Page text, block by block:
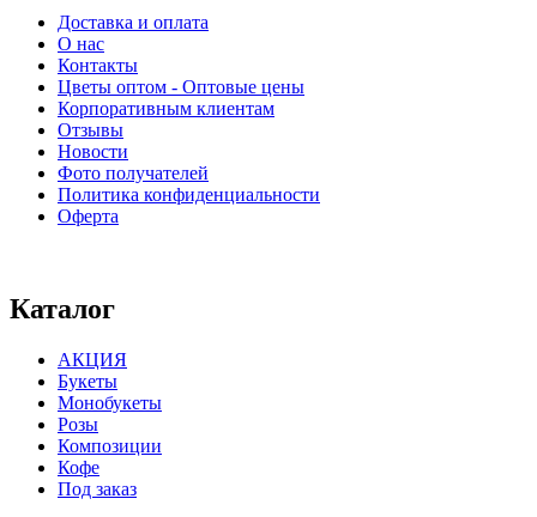
Доставка и оплата
О нас
Контакты
Цветы оптом - Оптовые цены
Корпоративным клиентам
Отзывы
Новости
Фото получателей
Политика конфиденциальности
Оферта
Каталог
АКЦИЯ
Букеты
Монобукеты
Розы
Композиции
Кофе
Под заказ